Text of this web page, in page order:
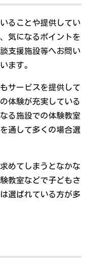
ることや提供してい
気になるポイントを
支援施設等へお問い
ます。
サービスを提供して
体験が充実している
る施設での体験教室
通して多くの場合選
めてしまうとなかな
教室などで子どもさ
選ばれている方が多